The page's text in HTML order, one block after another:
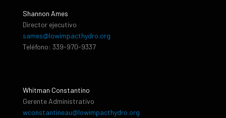
Shannon Ames
Director ejecutivo
sames@lowimpacthydro.org
Teléfono: 339-970-9337
Whitman Constantino
Gerente Administrativo
wconstantineau@lowimpacthydro.org